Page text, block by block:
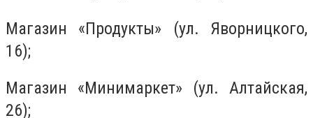
Магазин «Продукты» (ул. Яворницкого,
16);
Магазин «Минимаркет» (ул. Алтайская,
26);